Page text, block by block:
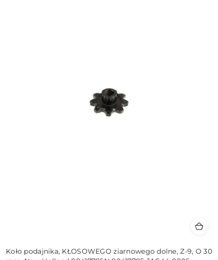
Koło podajnika, KŁOSOWEGO ziarnowego dolne, Z-9, O 30